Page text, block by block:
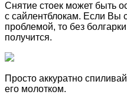
Снятие стоек может быть
с сайлентблокам. Если Вы
проблемой, то без
получится.
Просто аккуратно
его молотком.